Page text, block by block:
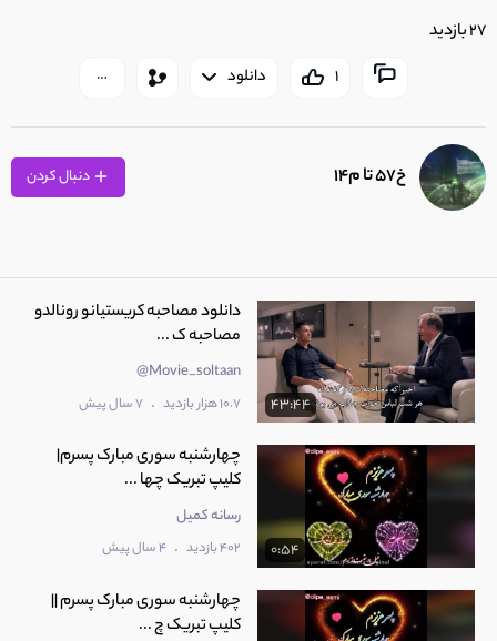
27 بازدید
1 دانلود
خ57 تا م14
43:44
دانلود مصاحبه کریستیانو رونالدو
مصاحبه ک ...
Movie_soltaan@
10.7 هزار بازدید . 7 سال پیش
0:54
چهارشنبه سوری مبارک پسرم|
کلیپ تبریک چها ...
رسانه کمیل
402 بازدید . 4 سال پیش
چهارشنبه سوری مبارک پسرم ||
کلیپ تبریک چ ...